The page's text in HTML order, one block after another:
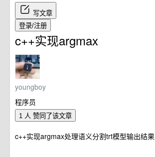
写文章
登录/注册
c++实现argmax
youngboy
程序员
1 人 赞同了该文章
c++实现argmax处理语义分割trt模型输出结果